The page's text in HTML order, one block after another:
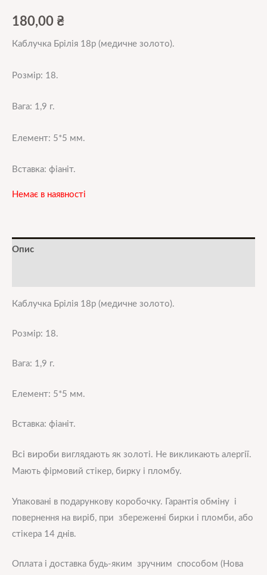
180,00 ₴
Каблучка Брілія 18р (медичне золото).
Розмір: 18.
Вага: 1,9 г.
Елемент: 5*5 мм.
Вставка: фіаніт.
Немає в наявності
Опис
Каблучка Брілія 18р (медичне золото).
Розмір: 18.
Вага: 1,9 г.
Елемент: 5*5 мм.
Вставка: фіаніт.
Всі вироби виглядають як золоті. Не викликають алергії.
Мають фірмовий стікер, бирку і пломбу.
Упаковані в подарункову коробочку. Гарантія обміну і
повернення на виріб, при збереженні бирки і пломби, або
стікера 14 днів.
Оплата і доставка будь-яким зручним способом (Нова